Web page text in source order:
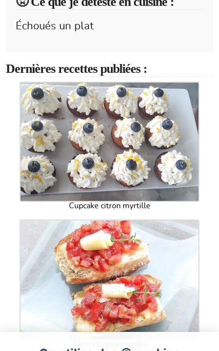
Échoués un plat
Dernières recettes publiées :
Cupcake citron myrtille